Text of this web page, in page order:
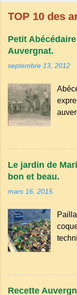
TOP 10 des
Petit
Auvergnat.
septembre 13, 2012
et
Par
(âne,
Le jardin de
bon et beau.
mars 16, 2015
le
Recette